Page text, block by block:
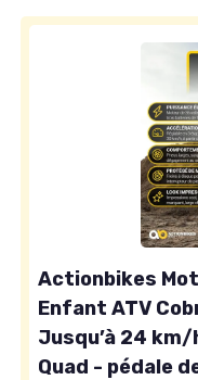
Actionbikes
Enfant ATV
Jusqu’à 24
Quad - pédale